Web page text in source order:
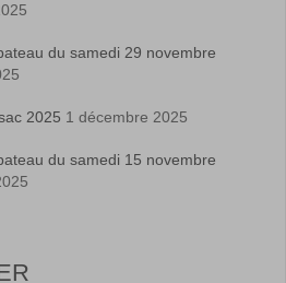
du samedi 29 novembre
2025 1 décembre 2025
du samedi 15 novembre